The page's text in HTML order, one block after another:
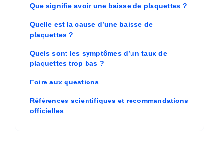
Que signifie avoir une baisse de plaquettes ?
Quelle est la cause d’une baisse de
plaquettes ?
Quels sont les symptômes d’un taux de
plaquettes trop bas ?
Foire aux questions
Références scientifiques et recommandations
officielles